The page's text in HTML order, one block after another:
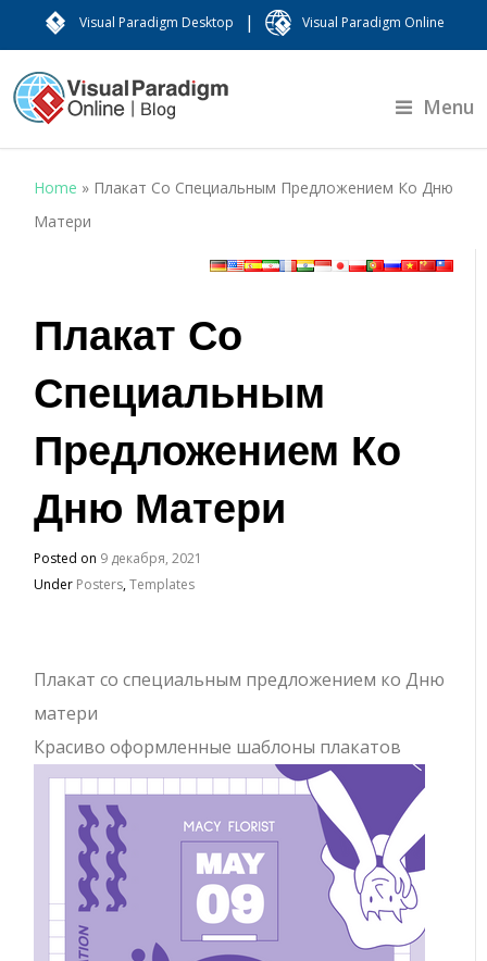
Visual Paradigm Desktop | Visual Paradigm Online
Menu
Home » Плакат Со Специальным Предложением Ко Дню
Матери
Плакат Со
Специальным
Предложением Ко
Дню Матери
Posted on 9 декабря, 2021
Under Posters,Templates
Плакат со специальным предложением ко Дню
матери
Красиво оформленные шаблоны плакатов